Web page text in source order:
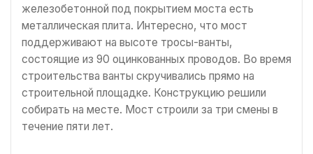
железобетонной под покрытием моста есть
металлическая плита. Интересно, что мост
поддерживают на высоте тросы-ванты,
состоящие из 90 оцинкованных проводов. Во время
строительства ванты скручивались прямо на
строительной площадке. Конструкцию решили
собирать на месте. Мост строили за три смены в
течение пяти лет.